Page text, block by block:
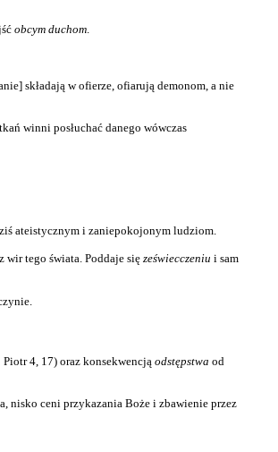
obcym duchom.
składają w ofierze, ofiarują demonom, a nie
winni posłuchać danego wówczas
ateistycznym i zaniepokojonym ludziom.
wir tego świata. Poddaje sięzeświecczeniu i sam
4, 17) oraz konsekwencją odstępstwa od
nisko ceni przykazania Boże i zbawienie przez